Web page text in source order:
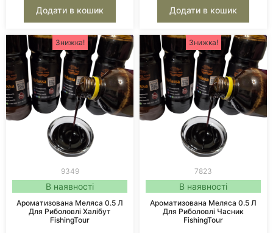
Додати в кошик Додати в кошик
Знижка!
9349
В наявності
Ароматизована Меляса 0.5 Л
Для Риболовлі Халібут
FishingTour
Знижка!
7823
В наявності
Ароматизована Меляса 0.5 Л
Для Риболовлі Часник
FishingTour